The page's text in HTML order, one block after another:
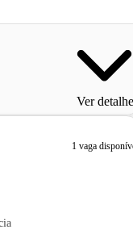
Ver
1 vaga